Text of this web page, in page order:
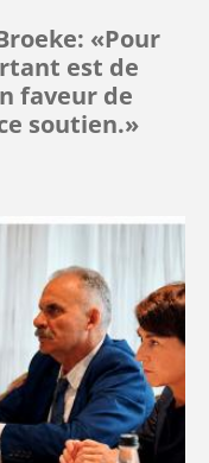
«Pour
est de
faveur de
soutien.»